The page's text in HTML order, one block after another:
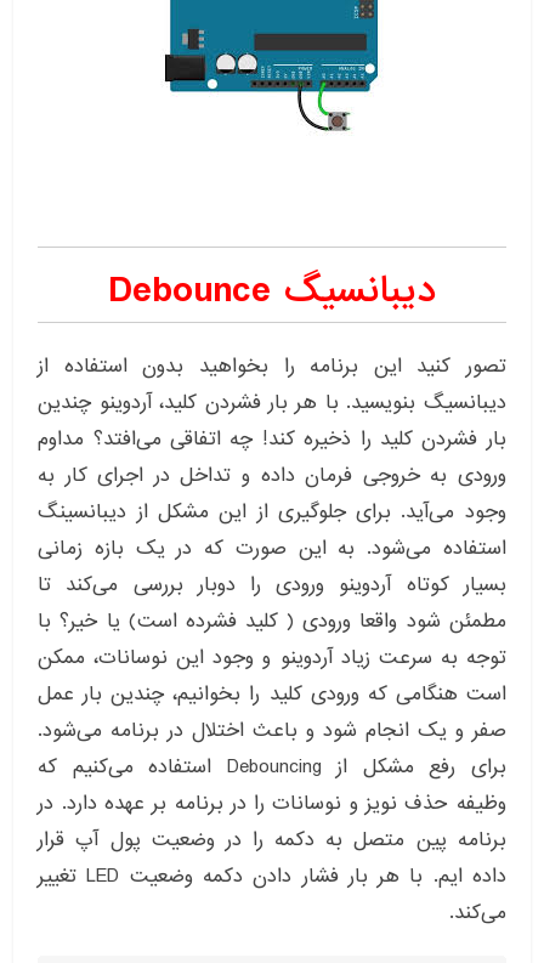
دیبانسیگ Debounce
تصور کنید این برنامه را بخواهید بدون استفاده از
دیبانسیگ بنویسید. با هر بار فشردن کلید، آردوینو چندین
بار فشردن کلید را ذخیره کند! چه اتفاقی می‌افتد؟ مداوم
ورودی به خروجی فرمان داده و تداخل در اجرای کار به
وجود می‌آید. برای جلوگیری از این مشکل از دیبانسینگ
استفاده می‌شود. به این صورت که در یک بازه زمانی
بسیار کوتاه آردوینو ورودی را دوبار بررسی می‌کند تا
مطمئن شود واقعا ورودی ( کلید فشرده است) یا خیر؟ با
توجه به سرعت زیاد آردوینو و وجود این نوسانات، ممکن
است هنگامی که ورودی کلید را بخوانیم، چندین بار عمل
صفر و یک انجام شود و باعث اختلال در برنامه می‌شود.
برای رفع مشکل از Debouncing استفاده می‌کنیم که
وظیفه حذف نویز و نوسانات را در برنامه بر عهده دارد. در
برنامه پین متصل به دکمه را در وضعیت پول آپ قرار
داده ایم. با هر بار فشار دادن دکمه وضعیت LED تغییر
می‌کند.